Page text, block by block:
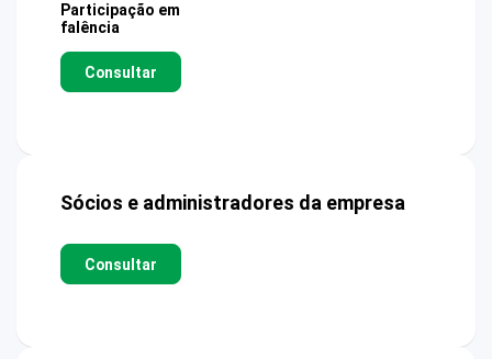
Participação em
falência
Consultar
Sócios e administradores da empresa
Consultar